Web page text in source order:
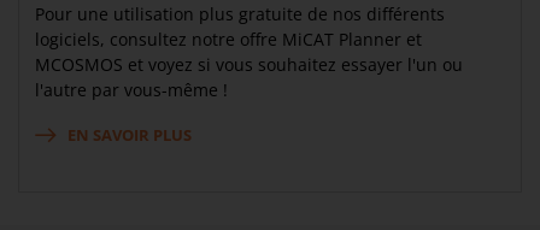
Pour une utilisation plus gratuite de nos différents
logiciels, consultez notre offre MiCAT Planner et
MCOSMOS et voyez si vous souhaitez essayer l'un ou
l'autre par vous-même !
EN SAVOIR PLUS